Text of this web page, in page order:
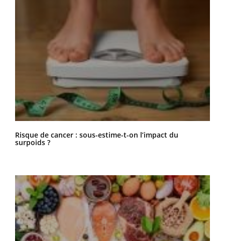
Risque de cancer : sous-estime-t-on l’impact du
surpoids ?